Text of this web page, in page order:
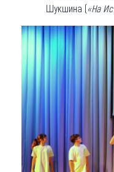
Шукшина («На